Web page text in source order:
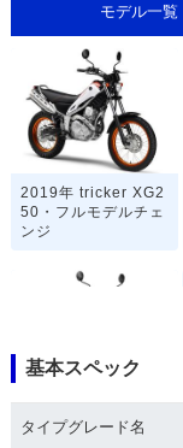
モデル一覧
2019年 tricker XG2
50・フルモデルチェ
ンジ
50・カラーチェンジ
基本スペック
タイプグレード名